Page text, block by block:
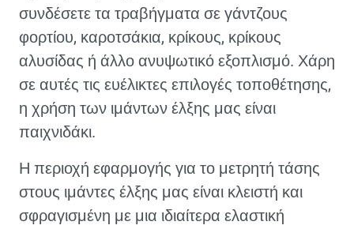
συνδέσετε τα τραβήγματα σε γάντζους
φορτίου, καροτσάκια, κρίκους, κρίκους
αλυσίδας ή άλλο ανυψωτικό εξοπλισμό. Χάρη
σε αυτές τις ευέλικτες επιλογές τοποθέτησης,
η χρήση των ιμάντων έλξης μας είναι
παιχνιδάκι.
Η περιοχή εφαρμογής για το μετρητή τάσης
στους ιμάντες έλξης μας είναι κλειστή και
σφραγισμένη με μια ιδιαίτερα ελαστική